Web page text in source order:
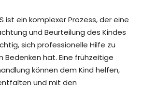
ist ein komplexer Prozess, der eine
und Beurteilung des Kindes
sich professionelle Hilfe zu
Bedenken hat. Eine frühzeitige
können dem Kind helfen,
und mit den